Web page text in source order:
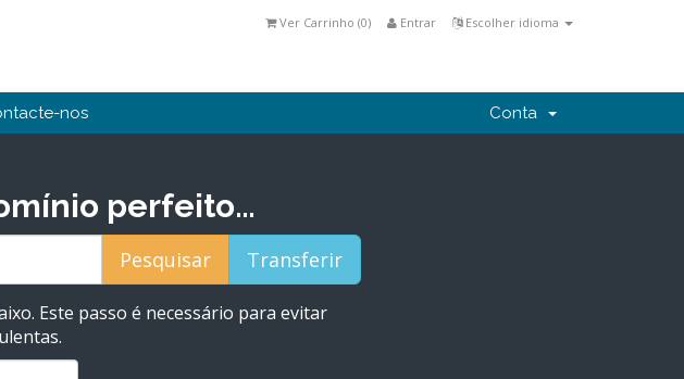
Escolher idioma
Entrar
Ver Carrinho (0)
nos Conta
perfeito…
Este passo é necessário para evitar